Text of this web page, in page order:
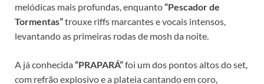
melódicas mais profundas, enquanto“Pescador de
Tormentas”trouxe riffs marcantes e vocais intensos,
levantando as primeiras rodas de mosh da noite.
A já conhecida“PRAPARÁ”foi um dos pontos altos do set,
com refrão explosivo e a plateia cantando em coro,